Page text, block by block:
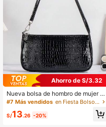
Ahorro de S/3.32
Nueva bolsa de hombro de mujer co
n estampado de cocodrilo, bolso de
rsátil
#7 Más vendidos en Fiesta Bolsos De Hombro De Mujer
S/13.26 -20%